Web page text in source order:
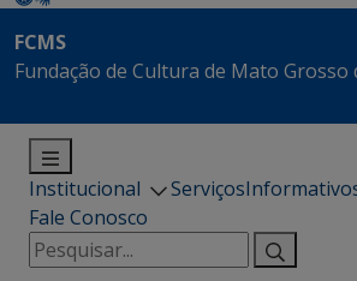
FCMS
Fundação de Cultura de Mato Grosso
Institucional Serviços
Fale Conosco
Pesquisar
por: